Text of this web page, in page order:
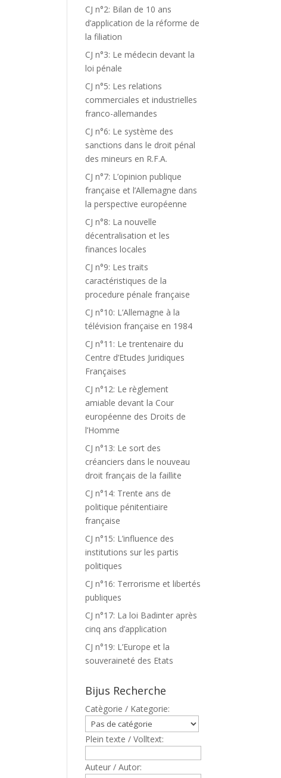
CJ n°2: Bilan de 10 ans
d’application de la réforme de
la filiation
CJ n°3: Le médecin devant la
loi pénale
CJ n°5: Les relations
commerciales et industrielles
franco-allemandes
CJ n°6: Le système des
sanctions dans le droit pénal
des mineurs en R.F.A.
CJ n°7: L’opinion publique
française et l’Allemagne dans
la perspective européenne
CJ n°8: La nouvelle
décentralisation et les
finances locales
CJ n°9: Les traits
caractéristiques de la
procedure pénale française
CJ n°10: L’Allemagne à la
télévision française en 1984
CJ n°11: Le trentenaire du
Centre d’Etudes Juridiques
Françaises
CJ n°12: Le règlement
amiable devant la Cour
européenne des Droits de
l’Homme
CJ n°13: Le sort des
créanciers dans le nouveau
droit français de la faillite
CJ n°14: Trente ans de
politique pénitentiaire
française
CJ n°15: L’influence des
institutions sur les partis
politiques
CJ n°16: Terrorisme et libertés
publiques
CJ n°17: La loi Badinter après
cinq ans d’application
CJ n°19: L’Europe et la
souveraineté des Etats
Bijus Recherche
Catègorie / Kategorie:
Plein texte / Volltext:
Auteur / Autor: